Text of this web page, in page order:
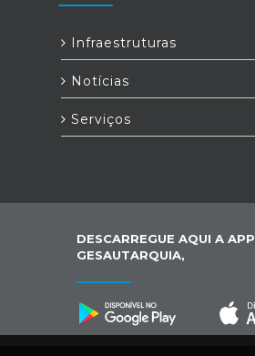
Infraestruturas
Notícias
Serviços
DESCARREGUE AQUI A APP
GESAUTARQUIA,